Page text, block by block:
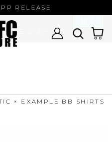
RELEASE
× EXAMPLE BB SHIRTS
公式アプリ -